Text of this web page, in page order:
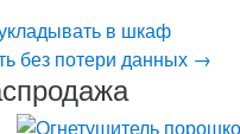
в шкаф
без потери данных →